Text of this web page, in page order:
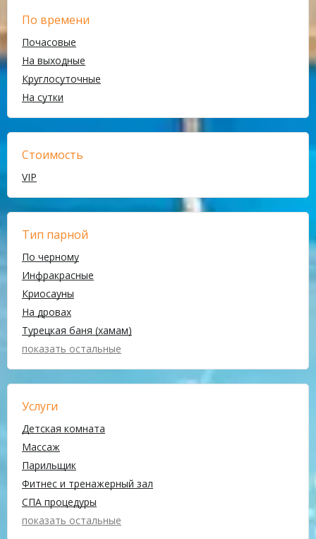
По времени
Почасовые
На выходные
Круглосуточные
На сутки
Стоимость
VIP
Тип парной
По черному
Инфракрасные
Криосауны
На дровах
Турецкая баня (хамам)
показать остальные
Услуги
Детская комната
Массаж
Парильщик
Фитнес и тренажерный зал
СПА процедуры
показать остальные